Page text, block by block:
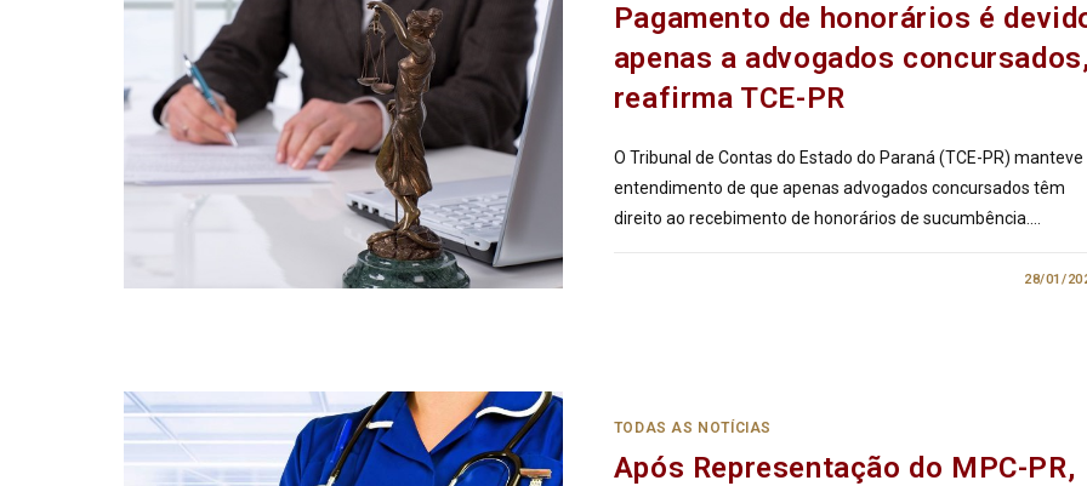
Pagamento de honorários é
apenas a advogados
reafirma TCE-PR
O Tribunal de Contas do Estado do Paraná (TCE-PR) manteve
entendimento de que apenas advogados concursados têm
direito ao recebimento de honorários de sucumbência.…
28/01/
TODAS AS NOTÍCIAS
Após Representação do MPC-PR,